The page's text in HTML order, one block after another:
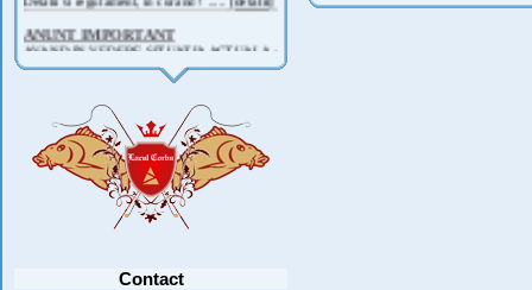
AVAND IN VEDERE SITUATIA ACTUALA -
COVID 19- DIN MOTIVE DE SIGURANTA ,
CAT SI A REGLEMENTARILOR LEGALE ,
PRECUM SI RETRAGEREA UNOR
Anunt important
Va anuntam ca editia 30 a concursului de
pescuit CUPA RIG la CRAP din perioada 2-5
septembrie 2021 se reprogrameaza pentru luna
Avansul in .....[detalii]
Contact